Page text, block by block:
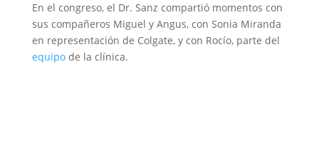
En el congreso, el Dr. Sanz compartió momentos con
sus compañeros Miguel y Angus, con Sonia Miranda
en representación de Colgate, y con Rocío, parte del
equipode la clínica.